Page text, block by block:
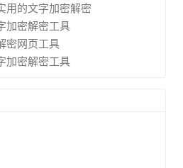
用的文字加密解密
加密解密工具
密网页工具
加密解密工具